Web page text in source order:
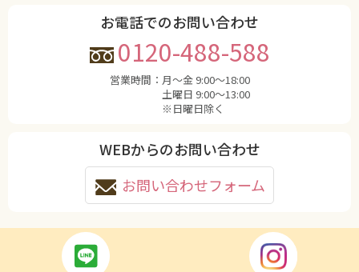
お電話でのお問い合わせ
0120-488-588
営業時間： 月〜金 9:00〜18:00
土曜日 9:00〜13:00
※日曜日除く
WEBからのお問い合わせ
お問い合わせフォーム